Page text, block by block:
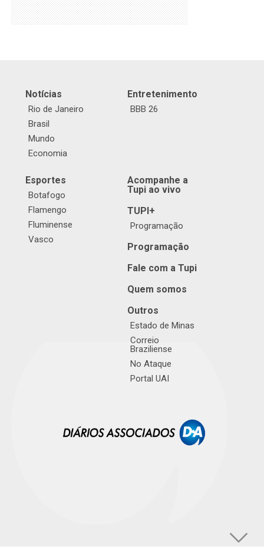
Notícias
Rio de Janeiro
Brasil
Mundo
Economia
Entretenimento
BBB 26
Esportes
Botafogo
Flamengo
Fluminense
Vasco
Acompanhe a
Tupi ao vivo
TUPI+
Programação
Programação
Fale com a Tupi
Quem somos
Outros
Estado de Minas
Correio
Braziliense
No Ataque
Portal UAI